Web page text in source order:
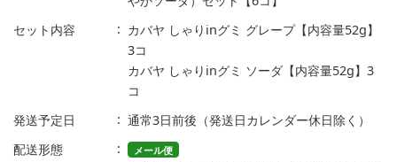
セット内容
カバヤ しゃりinグミ グレープ【内容量52g】
3コ
カバヤ しゃりinグミ ソーダ【内容量52g】3
コ
発送予定日
通常3日前後（発送日カレンダー休日除く）
配送形態
メール便